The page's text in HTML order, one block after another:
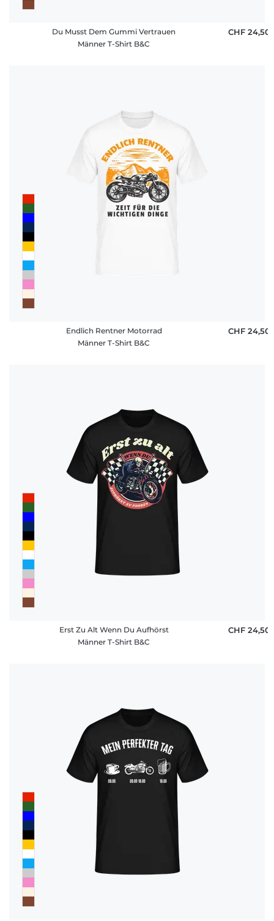
Du Musst Dem Gummi Vertrauen
Männer T-Shirt B&C
CHF 24,50
Endlich Rentner Motorrad
Männer T-Shirt B&C
CHF 24,50
Erst Zu Alt Wenn Du Aufhörst
Männer T-Shirt B&C
CHF 24,50